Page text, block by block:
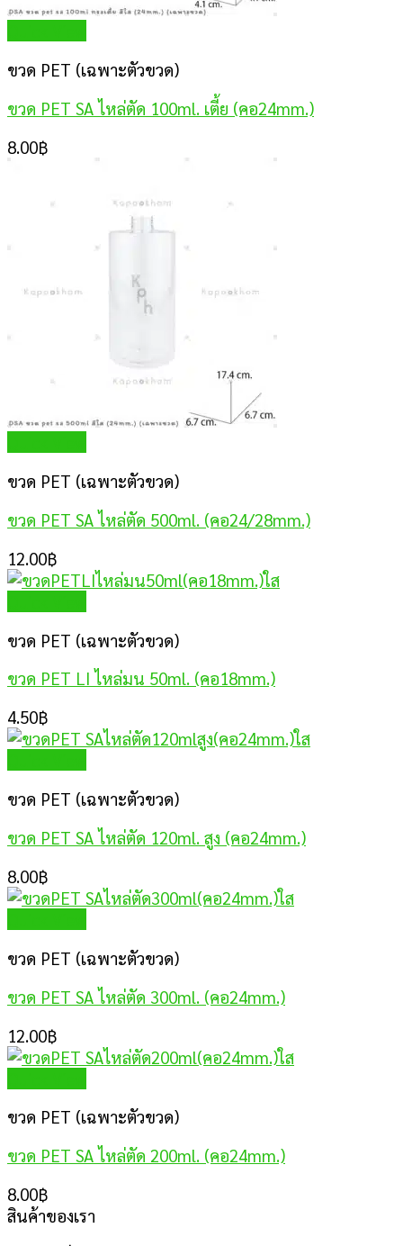
ขวด PET (เฉพาะตัวขวด)
ขวด PET SA ไหล่ตัด 100ml. เตี้ย (คอ24mm.)
8.00฿
ขวด PET (เฉพาะตัวขวด)
ขวด PET SA ไหล่ตัด 500ml. (คอ24/28mm.)
12.00฿
ขวด PET (เฉพาะตัวขวด)
ขวด PET LI ไหล่มน 50ml. (คอ18mm.)
4.50฿
ขวด PET (เฉพาะตัวขวด)
ขวด PET SA ไหล่ตัด 120ml. สูง (คอ24mm.)
8.00฿
ขวด PET (เฉพาะตัวขวด)
ขวด PET SA ไหล่ตัด 300ml. (คอ24mm.)
12.00฿
ขวด PET (เฉพาะตัวขวด)
ขวด PET SA ไหล่ตัด 200ml. (คอ24mm.)
8.00฿
สินค้าของเรา